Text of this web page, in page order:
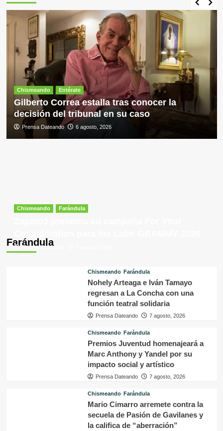
Chismeando Entérate
Gilberto Correa estalla tras conocer la
decisión del tribunal en su caso
Prensa Dateando 6 agosto, 2026
Farándula
Chismeando Farándula
Prensa Dateando
Chismeando Farándula
Nohely Arteaga e Iván Tamayo
regresan a La Concha con una
función teatral solidaria
Prensa Dateando 7 agosto, 2026
Chismeando Farándula
Premios Juventud homenajeará a
Marc Anthony y Yandel por su
impacto social y artístico
Prensa Dateando 7 agosto, 2026
Chismeando Farándula
Mario Cimarro arremete contra la
secuela de Pasión de Gavilanes y
la califica de “aberración”